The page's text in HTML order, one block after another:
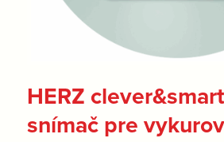
HERZ
snímač pre